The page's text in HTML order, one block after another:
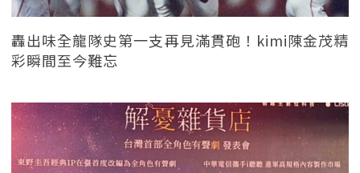
轟出味全龍隊史第一支再見滿貫砲！kimi陳金茂精
彩瞬間至今難忘